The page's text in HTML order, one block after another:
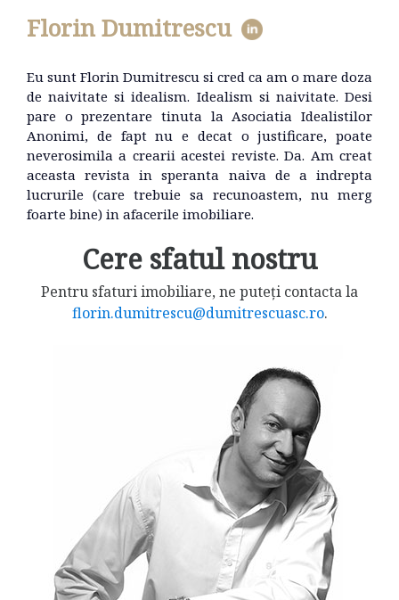
Florin Dumitrescu
Eu sunt Florin Dumitrescu si cred ca am o mare doza
de naivitate si idealism. Idealism si naivitate. Desi
pare o prezentare tinuta la Asociatia Idealistilor
Anonimi, de fapt nu e decat o justificare, poate
neverosimila a crearii acestei reviste. Da. Am creat
aceasta revista in speranta naiva de a indrepta
lucrurile (care trebuie sa recunoastem, nu merg
foarte bine) in afacerile imobiliare.
Cere sfatul nostru
Pentru sfaturi imobiliare, ne puteți contacta la
florin.dumitrescu@dumitrescuasc.ro.